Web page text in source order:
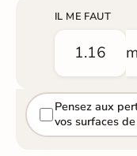
IL ME FAUT
Pensez aux
vos surfaces